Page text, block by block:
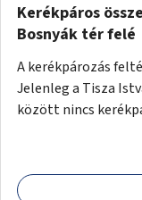
Kerékpáros
Bosnyák tér felé
A kerékpározás
Jelenleg a Tisza
között nincs